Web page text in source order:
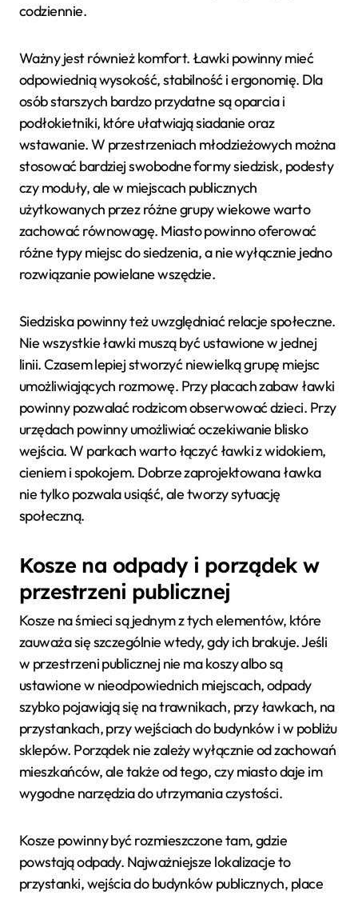
codziennie.
Ważny jest również komfort. Ławki powinny mieć
odpowiednią wysokość, stabilność i ergonomię. Dla
osób starszych bardzo przydatne są oparcia i
podłokietniki, które ułatwiają siadanie oraz
wstawanie. W przestrzeniach młodzieżowych można
stosować bardziej swobodne formy siedzisk, podesty
czy moduły, ale w miejscach publicznych
użytkowanych przez różne grupy wiekowe warto
zachować równowagę. Miasto powinno oferować
różne typy miejsc do siedzenia, a nie wyłącznie jedno
rozwiązanie powielane wszędzie.
Siedziska powinny też uwzględniać relacje społeczne.
Nie wszystkie ławki muszą być ustawione w jednej
linii. Czasem lepiej stworzyć niewielką grupę miejsc
umożliwiających rozmowę. Przy placach zabaw ławki
powinny pozwalać rodzicom obserwować dzieci. Przy
urzędach powinny umożliwiać oczekiwanie blisko
wejścia. W parkach warto łączyć ławki z widokiem,
cieniem i spokojem. Dobrze zaprojektowana ławka
nie tylko pozwala usiąść, ale tworzy sytuację
społeczną.
Kosze na odpady i porządek w
przestrzeni publicznej
Kosze na śmieci są jednym z tych elementów, które
zauważa się szczególnie wtedy, gdy ich brakuje. Jeśli
w przestrzeni publicznej nie ma koszy albo są
ustawione w nieodpowiednich miejscach, odpady
szybko pojawiają się na trawnikach, przy ławkach, na
przystankach, przy wejściach do budynków i w pobliżu
sklepów. Porządek nie zależy wyłącznie od zachowań
mieszkańców, ale także od tego, czy miasto daje im
wygodne narzędzia do utrzymania czystości.
Kosze powinny być rozmieszczone tam, gdzie
powstają odpady. Najważniejsze lokalizacje to
przystanki, wejścia do budynków publicznych, place